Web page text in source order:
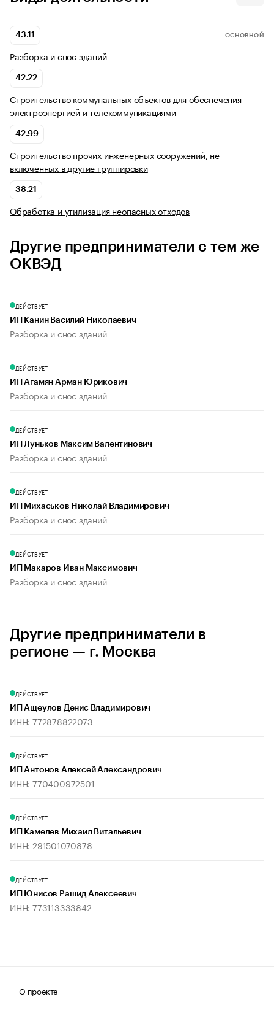
43.11 ОСНОВНОЙ
Разборка и снос зданий
42.22
Строительство коммунальных объектов для обеспечения
электроэнергией и телекоммуникациями
42.99
Строительство прочих инженерных сооружений, не
включенных в другие группировки
38.21
Обработка и утилизация неопасных отходов
Другие предприниматели с тем же
ОКВЭД
ДЕЙСТВУЕТ
ИП Канин Василий Николаевич
Разборка и снос зданий
ДЕЙСТВУЕТ
ИП Агамян Арман Юрикович
Разборка и снос зданий
ДЕЙСТВУЕТ
ИП Луньков Максим Валентинович
Разборка и снос зданий
ДЕЙСТВУЕТ
ИП Михаськов Николай Владимирович
Разборка и снос зданий
ДЕЙСТВУЕТ
ИП Макаров Иван Максимович
Разборка и снос зданий
Другие предприниматели в
регионе — г. Москва
ДЕЙСТВУЕТ
ИП Ащеулов Денис Владимирович
ИНН: 772878822073
ДЕЙСТВУЕТ
ИП Антонов Алексей Александрович
ИНН: 770400972501
ДЕЙСТВУЕТ
ИП Камелев Михаил Витальевич
ИНН: 291501070878
ДЕЙСТВУЕТ
ИП Юнисов Рашид Алексеевич
ИНН: 773113333842
О проекте